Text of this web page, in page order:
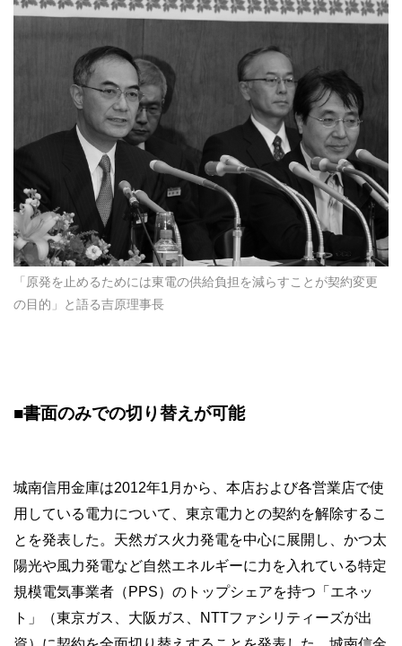
「原発を止めるためには東電の供給負担を減らすことが契約変更
の目的」と語る吉原理事長
■書面のみでの切り替えが可能
城南信用金庫は2012年1月から、本店および各営業店で使
用している電力について、東京電力との契約を解除するこ
とを発表した。天然ガス火力発電を中心に展開し、かつ太
陽光や風力発電など自然エネルギーに力を入れている特定
規模電気事業者（PPS）のトップシェアを持つ「エネッ
ト」（東京ガス、大阪ガス、NTTファシリティーズが出